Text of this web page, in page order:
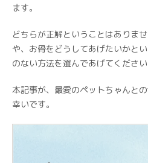
ます。
どちらが正解ということはありま
や、お骨をどうしてあげたいかと
のない方法を選んであげてください
本記事が、最愛のペットちゃんと
幸いです。